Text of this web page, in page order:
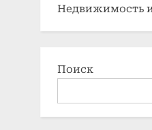
Недвижимость
Поиск